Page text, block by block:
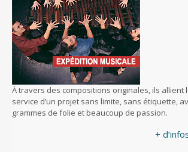
À travers des compositions originales, ils allient
service d’un projet sans limite, sans étiquette,
grammes de folie et beaucoup de passion.
+